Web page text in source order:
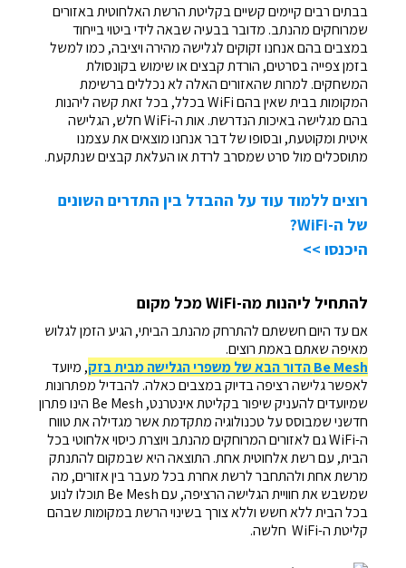
בבתים רבים קיימים קשיים בקליטת הרשת האלחוטית באזורים
שמרוחקים מהנתב. מדובר בבעיה שבאה לידי ביטוי בייחוד
במצבים בהם אנחנו זקוקים לגלישה מהירה ויציבה, כמו למשל
בזמן צפייה בסרטים, הורדת קבצים או שימוש בקונסולת
המשחקים. למרות שהאזורים האלה לא נכללים ברשימת
המקומות בבית שאין בהם WiFi בכלל, בכל זאת קשה ליהנות
בהם מגלישה באיכות הנדרשת. אות ה-WiFi חלש, הגלישה
איטית ומקוטעת, ובסופו של דבר אנחנו מוצאים את עצמנו
מתוסכלים מול סרט שמסרב לרדת או העלאת קבצים שנתקעת.
רוצים ללמוד עוד על ההבדל בין התדרים השונים
של ה-WiFi?
היכנסו >>
להתחיל ליהנות מה-WiFi מכל מקום
אם עד היום חששתם להתרחק מהנתב הביתי, הגיע הזמן לגלוש
מאיפה שאתם באמת רוצים.
Be Mesh הדור הבא של משפרי הגלישה מבית בזק
, מיועד
לאפשר גלישה רציפה בדיוק במצבים כאלה. להבדיל מפתרונות
שמיועדים להעניק שיפור בקליטת אינטרנט, Be Mesh הינו פתרון
חדשני שמבוסס על טכנולוגיה מתקדמת אשר מגדילה את טווח
ה-WiFi גם לאזורים המרוחקים מהנתב ויוצרת כיסוי אלחוטי בכל
הבית, עם רשת אלחוטית אחת. התוצאה היא שבמקום להתנתק
מרשת אחת ולהתחבר לרשת אחרת בכל מעבר בין אזורים, מה
שמשבש את חוויית הגלישה הרציפה, עם Be Mesh תוכלו לנוע
בכל הבית ללא חשש וללא צורך בשינוי הרשת במקומות שבהם
קליטת ה-WiFi חלשה.